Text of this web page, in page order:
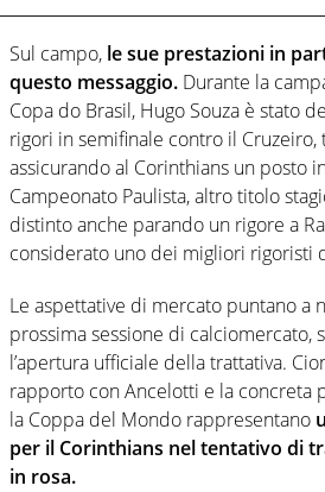
Sul campo, le sue prestazioni in
questo messaggio. Durante la
Copa do Brasil, Hugo Souza è stato
rigori in semifinale contro il Cruzeiro,
assicurando al Corinthians un posto
Campeonato Paulista, altro titolo
distinto anche parando un rigore a
considerato uno dei migliori rigoristi
Le aspettative di mercato puntano a
prossima sessione di calciomercato,
l’apertura ufficiale della trattativa.
rapporto con Ancelotti e la concreta
la Coppa del Mondo rappresentano
per il Corinthians nel tentativo di
in rosa.